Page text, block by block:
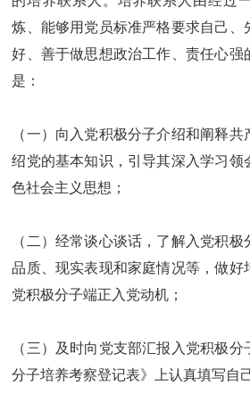
炼、能够用党员标准严格要求自己、
好、善于做思想政治工作、责任心强
是：
（一）向入党积极分子介绍和阐释
绍党的基本知识，引导其深入学习领
色社会主义思想；
（二）经常谈心谈话，了解入党积
品质、现实表现和家庭情况等，做好
党积极分子端正入党动机；
（三）及时向党支部汇报入党积极
分子培养考察登记表》上认真填写自